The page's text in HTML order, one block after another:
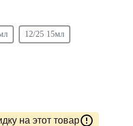
12/25 15мл
на этот товар